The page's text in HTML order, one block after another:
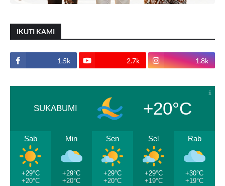
IKUTI KAMI
1.5k 2.7k 1.8k
SUKABUMI +20°C
Sab
+29°C
+20°C
Min
+29°C
+20°C
Sen
+29°C
+20°C
Sel
+29°C
+19°C
Rab
+30°C
+19°C